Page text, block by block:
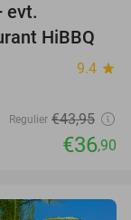
evt.
HiBBQ
9.4 star
Regulier €43,95
€36,90